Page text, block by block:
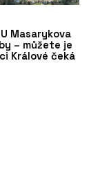
Masarykova
– můžete je
Králové čeká